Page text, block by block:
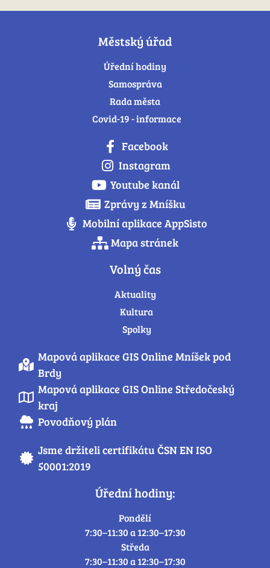
Městský úřad
Úřední hodiny
Samospráva
Rada města
Covid-19 - informace
Facebook
Instagram
Youtube kanál
Zprávy z Mníšku
Mobilní aplikace AppSisto
Mapa stránek
Volný čas
Aktuality
Kultura
Spolky
Mapová aplikace GIS Online Mníšek pod
Brdy
Mapová aplikace GIS Online Středočeský
kraj
Povodňový plán
Jsme držiteli certifikátu ČSN EN ISO
50001:2019
Úřední hodiny:
Pondělí
7:30–11:30 a 12:30–17:30
Středa
7:30–11:30 a 12:30–17:30